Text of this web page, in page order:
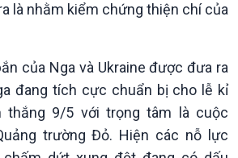
là nhằm kiểm chứng thiện chí của
của Nga và Ukraine được đưa ra
đang tích cực chuẩn bị cho lễ kỉ
thắng 9/5 với trọng tâm là cuộc
trường Đỏ. Hiện các nỗ lực